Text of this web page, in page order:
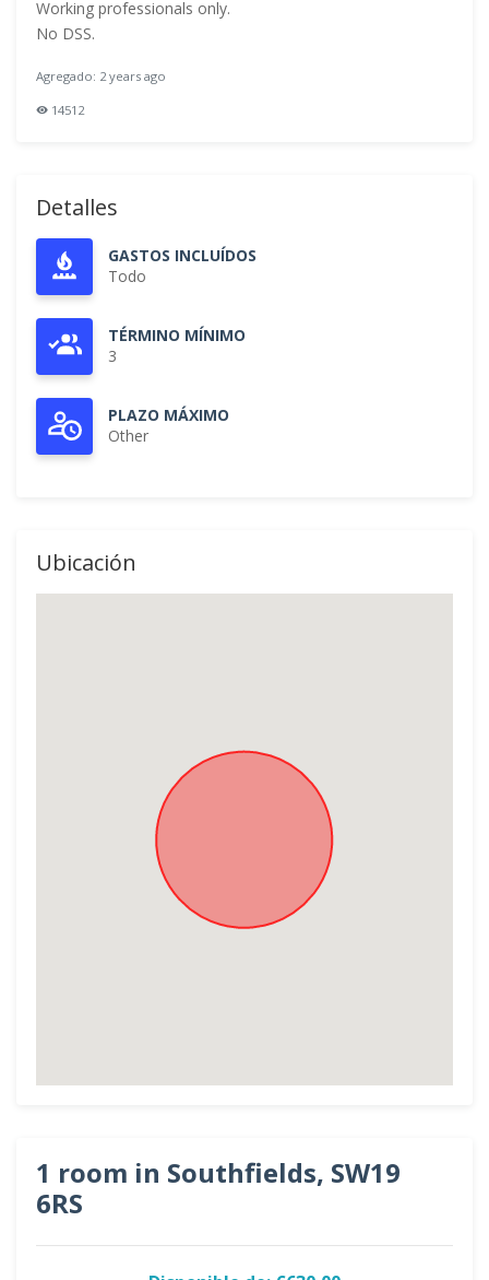
Working professionals only.
No DSS.
Agregado: 2 years ago
14512
Detalles
GASTOS INCLUÍDOS
Todo
TÉRMINO MÍNIMO
3
PLAZO MÁXIMO
Other
Ubicación
1 room in Southfields, SW19
6RS